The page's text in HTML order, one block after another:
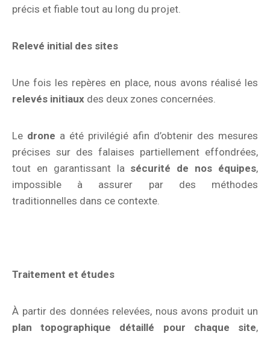
précis et fiable tout au long du projet.
Relevé initial des sites
Une fois les repères en place, nous avons réalisé les
relevés initiaux des deux zones concernées.
Le drone a été privilégié afin d’obtenir des mesures
précises sur des falaises partiellement effondrées,
tout en garantissant la sécurité de nos équipes,
impossible à assurer par des méthodes
traditionnelles dans ce contexte.
Traitement et études
À partir des données relevées, nous avons produit un
plan topographique détaillé pour chaque site,